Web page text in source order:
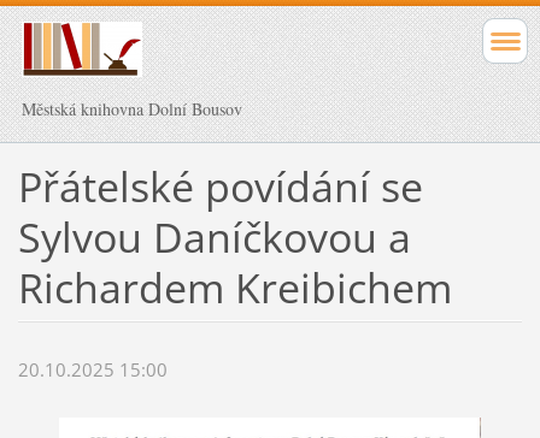
Městská knihovna Dolní Bousov
Přátelské povídání se
Sylvou Daníčkovou a
Richardem Kreibichem
20.10.2025 15:00